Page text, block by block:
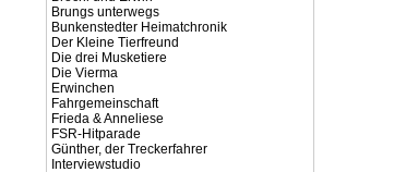
Brungs unterwegs
Bunkenstedter Heimatchronik
Der Kleine Tierfreund
Die drei Musketiere
Die Vierma
Erwinchen
Fahrgemeinschaft
Frieda & Anneliese
FSR-Hitparade
Günther, der Treckerfahrer
Interviewstudio